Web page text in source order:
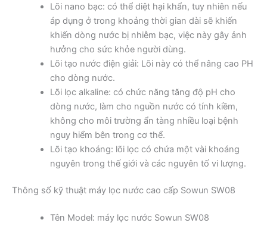
Lõi nano bạc: có thể diệt hại khẩn, tuy nhiên nếu
áp dụng ở trong khoảng thời gian dài sẽ khiến
khiến dòng nước bị nhiễm bạc, việc này gây ảnh
hưởng cho sức khỏe người dùng.
Lõi tạo nước điện giải: Lõi này có thể nâng cao PH
cho dòng nước.
Lõi lọc alkaline: có chức năng tăng độ pH cho
dòng nước, làm cho nguồn nước có tính kiềm,
không cho môi trường ẩn tàng nhiều loại bệnh
nguy hiểm bên trong cơ thể.
Lõi tạo khoáng: lõi lọc có chứa một vài khoáng
nguyên trong thế giới và các nguyên tố vi lượng.
Thông số kỹ thuật máy lọc nước cao cấp Sowun SW08
Tên Model: máy lọc nước Sowun SW08